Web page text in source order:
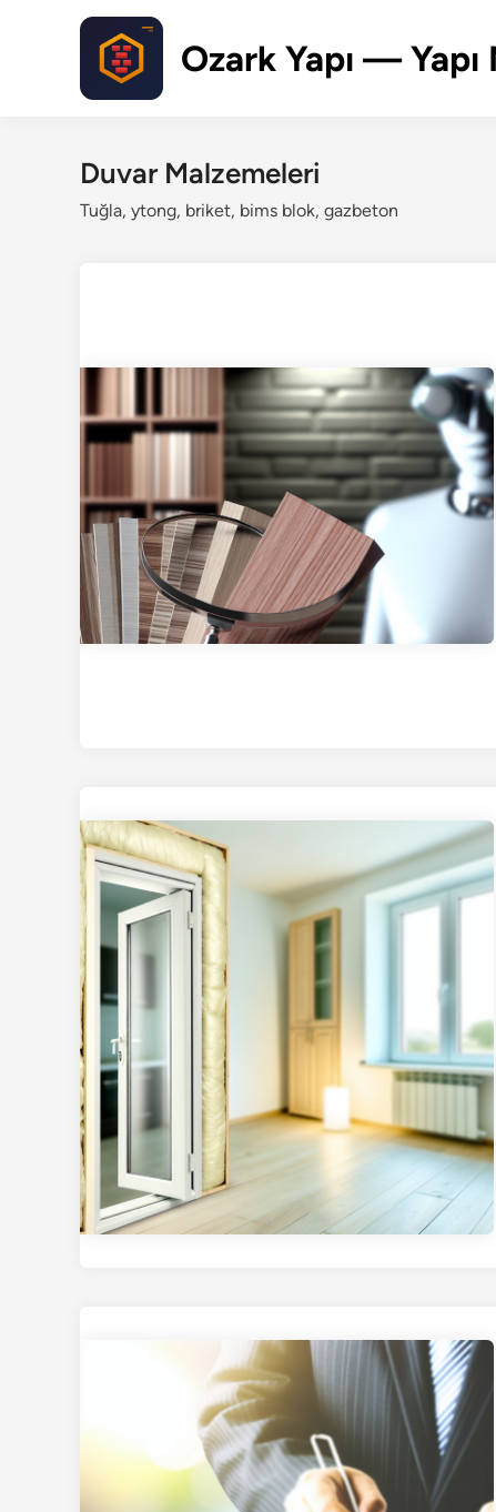
Ozark Yapı —
Duvar Malzemeleri
Tuğla, ytong, briket, bims blok, gazbeton